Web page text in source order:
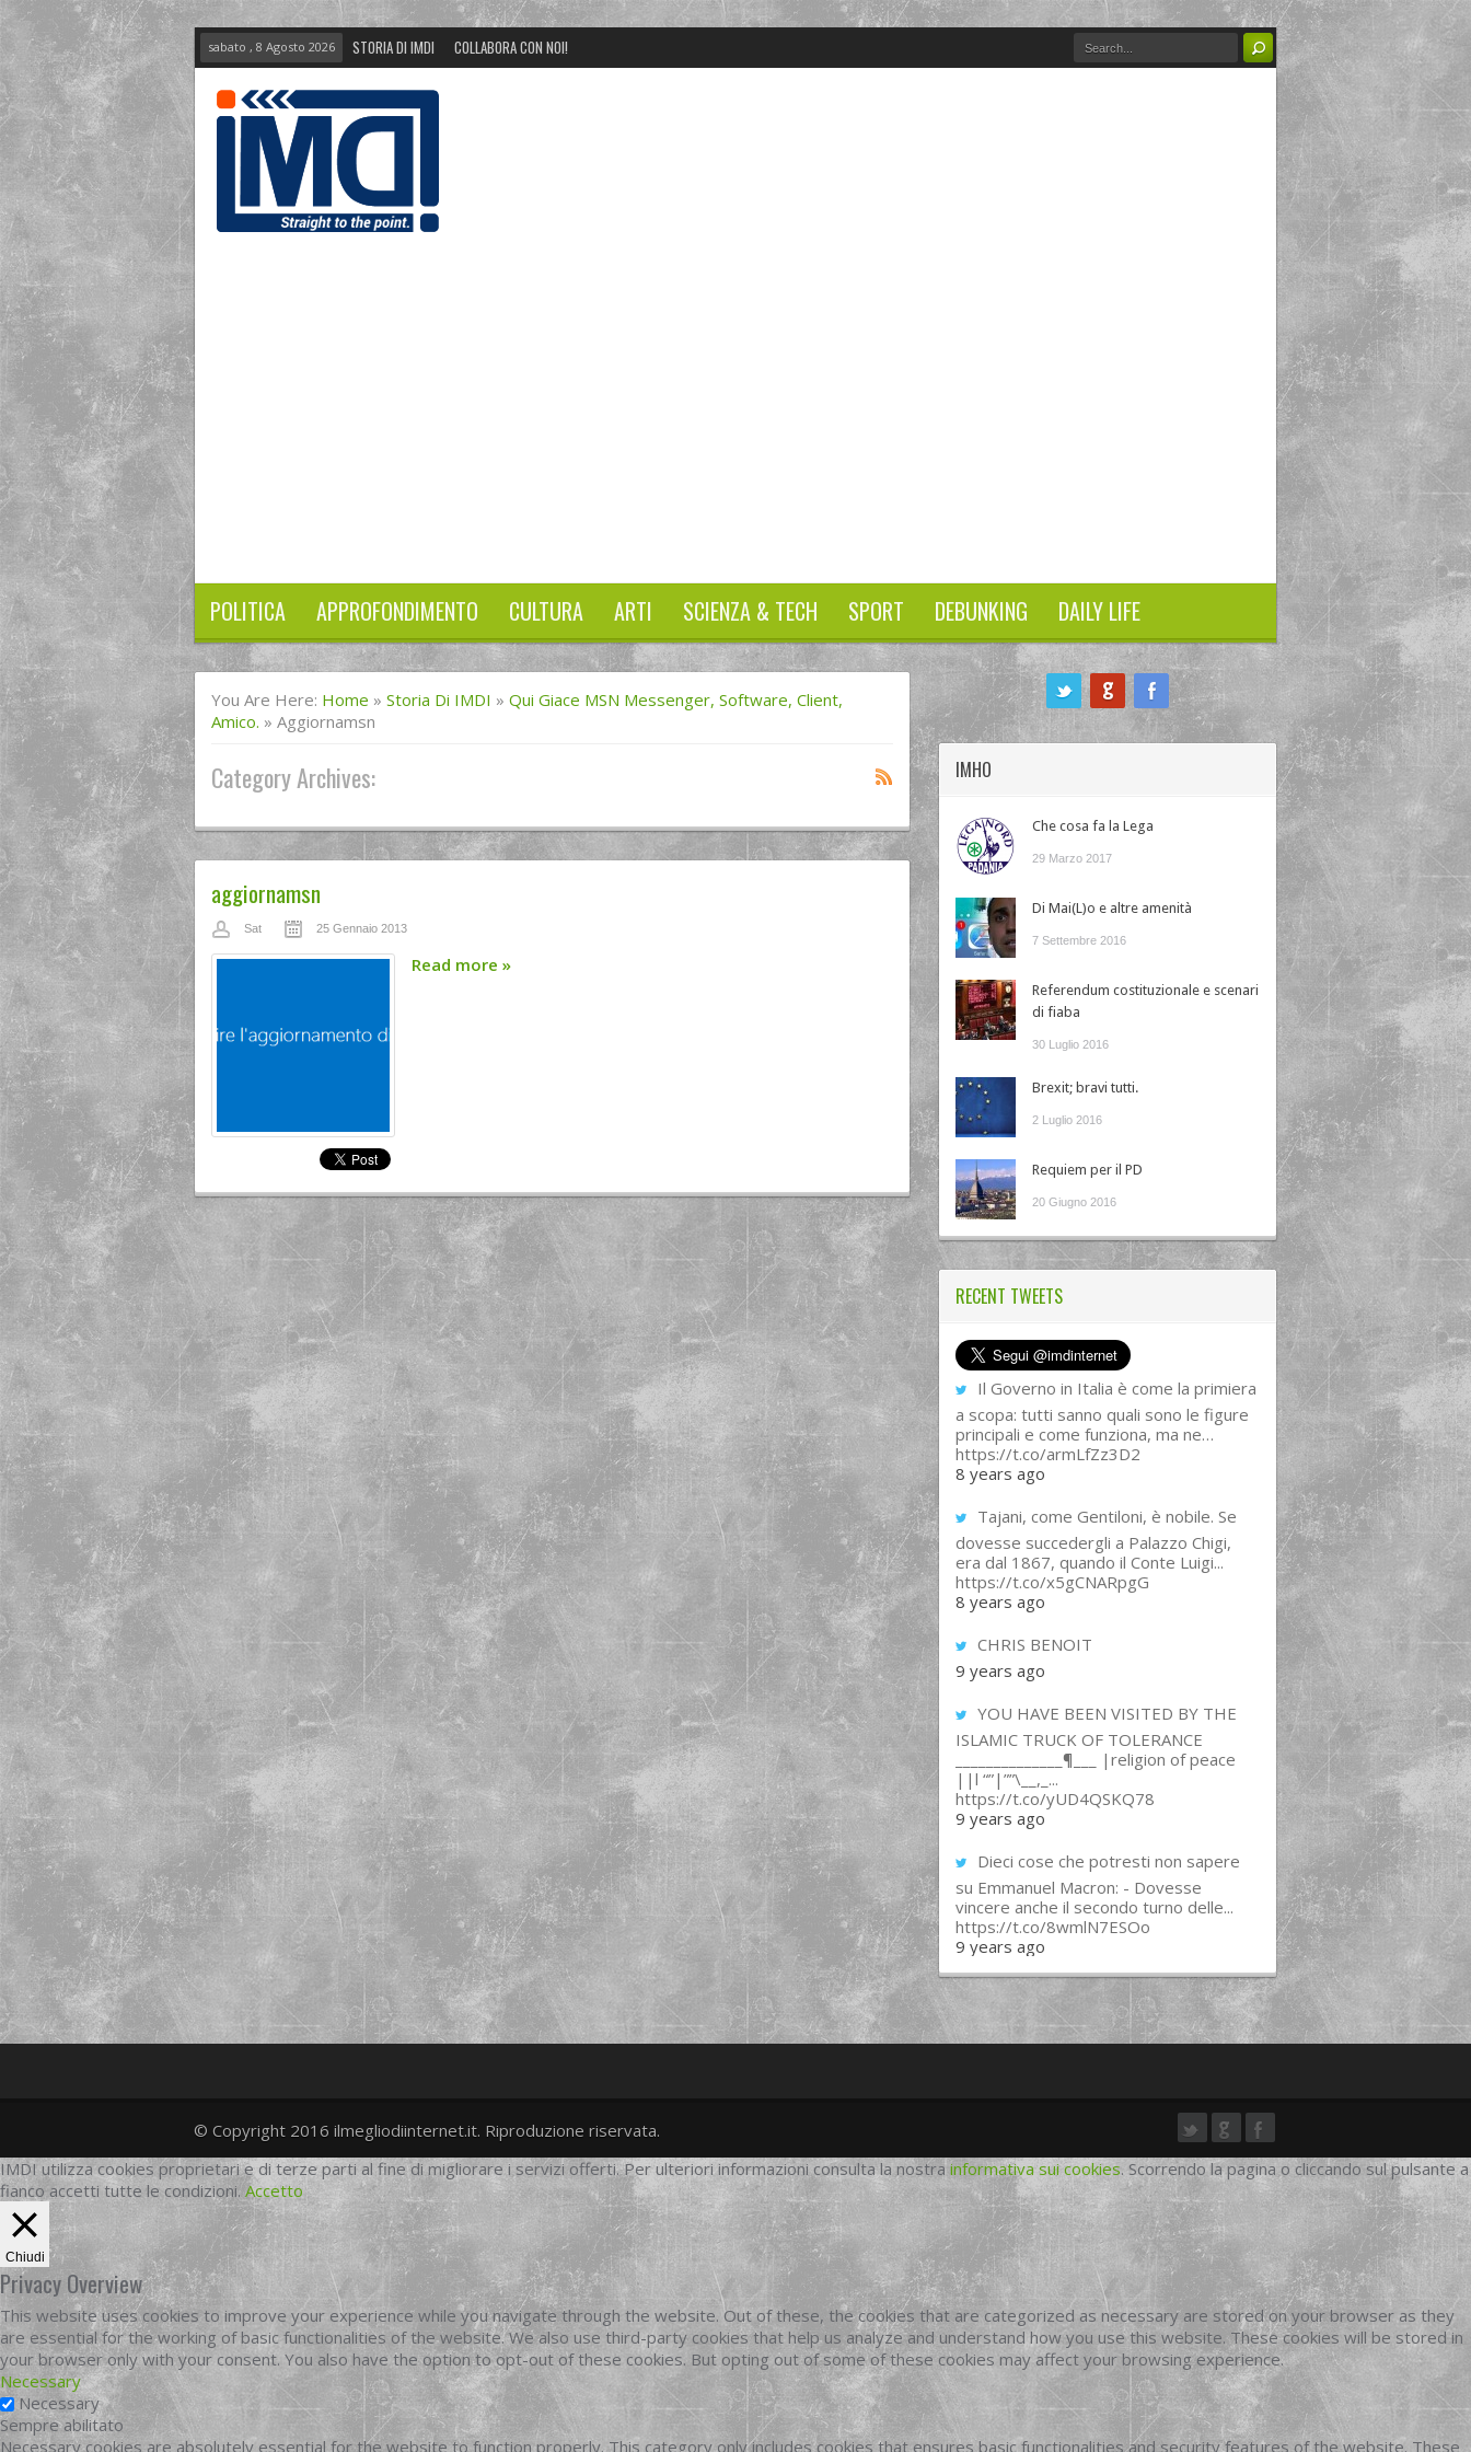
sabato , 8 Agosto 2026 STORIA DI IMDI COLLABORA CON NOI!
POLITICA APPROFONDIMENTO CULTURA ARTI SCIENZA & TECH SPORT DEBUNKING DAILY LIFE
You Are Here: Home » Storia Di IMDI » Qui Giace MSN Messenger, Software, Client,
Amico. » Aggiornamsn
Category Archives:
aggiornamsn
Sat 25 Gennaio 2013
Read more »
IMHO
Che cosa fa la Lega
29 Marzo 2017
Di Mai(L)o e altre amenità
7 Settembre 2016
Referendum costituzionale e scenari
di fiaba
30 Luglio 2016
Brexit; bravi tutti.
2 Luglio 2016
Requiem per il PD
20 Giugno 2016
RECENT TWEETS
Il Governo in Italia è come la primiera
a scopa: tutti sanno quali sono le figure
principali e come funziona, ma ne…
https://t.co/armLfZz3D2
8 years ago
Tajani, come Gentiloni, è nobile. Se
dovesse succedergli a Palazzo Chigi,
era dal 1867, quando il Conte Luigi...
https://t.co/x5gCNARpgG
8 years ago
CHRIS BENOIT
9 years ago
YOU HAVE BEEN VISITED BY THE
ISLAMIC TRUCK OF TOLERANCE
______________¶___ |religion of peace
||l “”|””\__,_...
https://t.co/yUD4QSKQ78
9 years ago
Dieci cose che potresti non sapere
su Emmanuel Macron: - Dovesse
vincere anche il secondo turno delle...
https://t.co/8wmlN7ESOo
9 years ago
twittergoogleplus
facebook
© Copyright 2016 ilmegliodiinternet.it. Riproduzione riservata.
IMDI utilizza cookies proprietari e di terze parti al fine di migliorare i servizi offerti. Per ulteriori informazioni consulta la nostra informativa sui cookies. Scorrendo la pagina o cliccando sul pulsante a
fianco accetti tutte le condizioni. Accetto
Chiudi
Privacy Overview
This website uses cookies to improve your experience while you navigate through the website. Out of these, the cookies that are categorized as necessary are stored on your browser as they
are essential for the working of basic functionalities of the website. We also use third-party cookies that help us analyze and understand how you use this website. These cookies will be stored in
your browser only with your consent. You also have the option to opt-out of these cookies. But opting out of some of these cookies may affect your browsing experience.
Necessary
Necessary
Sempre abilitato
Necessary cookies are absolutely essential for the website to function properly. This category only includes cookies that ensures basic functionalities and security features of the website. These